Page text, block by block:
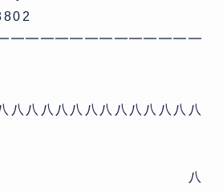
八八八八八八八八八八八八八
八